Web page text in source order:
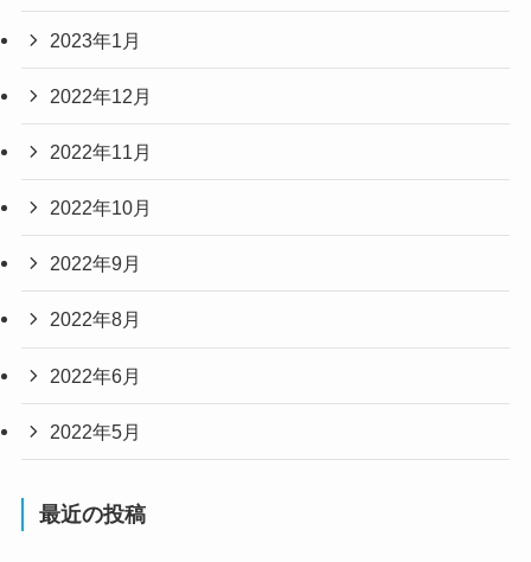
2023年1月
2022年12月
2022年11月
2022年10月
2022年9月
2022年8月
2022年6月
2022年5月
最近の投稿